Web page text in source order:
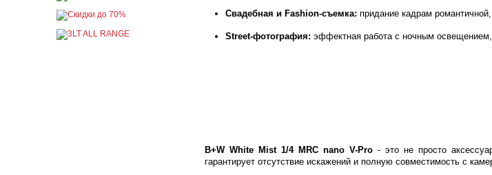
Свадебная и Fashion-съемка: придание кадрам
Street-фотография: эффектная работа с ночным
B+W White Mist 1/4 MRC nano V-Pro - это не просто
гарантирует отсутствие искажений и полную совместимость с